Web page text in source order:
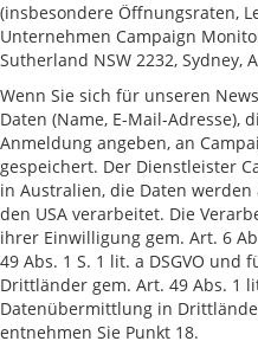
(insbesondere Öffnungsraten,
Unternehmen Campaign
Sutherland NSW 2232, Sydney,
Wenn Sie sich für unseren
Daten (Name, E-Mail-Adresse),
Anmeldung angeben, an
gespeichert. Der Dienstleister
in Australien, die Daten
den USA verarbeitet. Die
ihrer Einwilligung gem. Art. 6
49 Abs. 1 S. 1 lit. a DSGVO
Drittländer gem. Art. 49 Abs. 1
Datenübermittlung in
entnehmen Sie Punkt 18.